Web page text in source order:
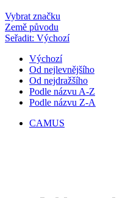
Vybrat značku
Země původu
Seřadit: Výchozí
Výchozí
Od nejlevnějšího
Od nejdražšího
Podle názvu A-Z
Podle názvu Z-A
CAMUS